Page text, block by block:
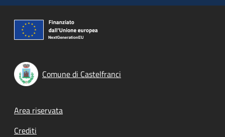
Comune di Castelfranci
Footer menu
Area riservata
Crediti